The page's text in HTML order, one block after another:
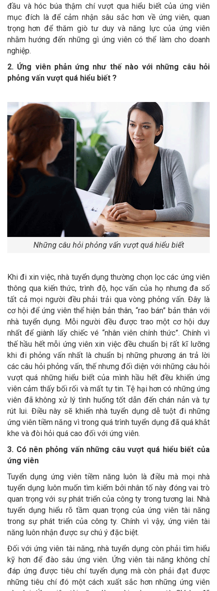
đầu và hóc búa thậm chí vượt qua hiểu biết của ứng viên
mục đích là để cảm nhận sâu sắc hơn về ứng viên, quan
trọng hơn để thăm giò tư duy và năng lực của ứng viên
nhằm hướng đến những gì ứng viên có thể làm cho doanh
nghiệp.
2. Ứng viên phản ứng như thế nào với những câu hỏi
phỏng vấn vượt quá hiểu biết ?
Những câu hỏi phỏng vấn vượt quá hiểu biết
Khi đi xin việc, nhà tuyển dụng thường chọn lọc các ứng viên
thông qua kiến thức, trình độ, học vấn của họ nhưng đa số
tất cả mọi người đều phải trải qua vòng phỏng vấn. Đây là
cơ hội để ứng viên thể hiện bản thân, “rao bán” bản thân với
nhà tuyển dụng. Mỗi người đều được trao một cơ hội duy
nhất để giành lấy chiếc vé “nhân viên chính thức”. Chính vì
thế hầu hết mỗi ứng viên xin việc đều chuẩn bị rất kĩ lưỡng
khi đi phỏng vấn nhất là chuẩn bị những phương án trả lời
các câu hỏi phỏng vấn, thế nhưng đối diện với những câu hỏi
vượt quá những hiểu biết của mình hầu hết đều khiến ứng
viên cảm thấy bối rối và mất tự tin. Tệ hại hơn có những ứng
viên đã không xử lý tình huống tốt dẫn đến chán nản và tự
rút lui. Điều này sẽ khiến nhà tuyển dụng dễ tuột đi những
ứng viên tiềm năng vì trong quá trình tuyển dụng đã quá khắt
khe và đòi hỏi quá cao đối với ứng viên.
3. Có nên phỏng vấn những câu vượt quá hiểu biết của
ứng viên
Tuyển dụng ứng viên tiềm năng luôn là điều mà mọi nhà
tuyển dụng luôn muốn tìm kiếm bởi nhân tố này đóng vai trò
quan trọng với sự phát triển của công ty trong tương lai. Nhà
tuyển dụng hiểu rõ tầm quan trọng của ứng viên tài năng
trong sự phát triển của công ty. Chính vì vậy, ứng viên tài
năng luôn nhận được sự chú ý đặc biệt.
Đối với ứng viên tài năng, nhà tuyển dụng còn phải tìm hiểu
kỹ hơn để đào sâu ứng viên. Ứng viên tài năng không chỉ
đáp ứng được tiêu chí tuyển dụng mà còn phải đạt được
những tiêu chí đó một cách xuất sắc hơn những ứng viên